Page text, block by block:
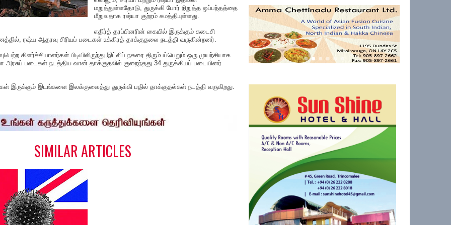
மறுத்துள்ளதோடு, துருக்கி போர் நிறுத்த ஒப்பந்தத்தை
மீறுவதாக ரஷ்யா குற்றம் சுமத்தியுள்ளது.
எதிர்த் தரப்பினரின் கையில் இருக்கும் கடைசி
ரஷ்ய ஆதரவு சிரியப் படைகள் உக்கிரத் தாக்குதலை நடத்தி வருகின்றனர்.
கிளர்ச்சியாளர்கள் பிடியிலிருந்து இட்லிப் நகரை திரும்பப்பெறும் ஒரு முயற்சியாக
அரசுப் படைகள் நடத்திய வான் தாக்குதலில் குறைந்தது 34 துருக்கியப் படையினர்
இருக்கும் இடங்களை இலக்குவைத்து துருக்கி பதில் தாக்குதல்கள் நடத்தி வருகிறது.
SIMILAR ARTICLES